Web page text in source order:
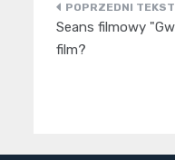
Nawigacja
wpisu
Seans filmowy
film?